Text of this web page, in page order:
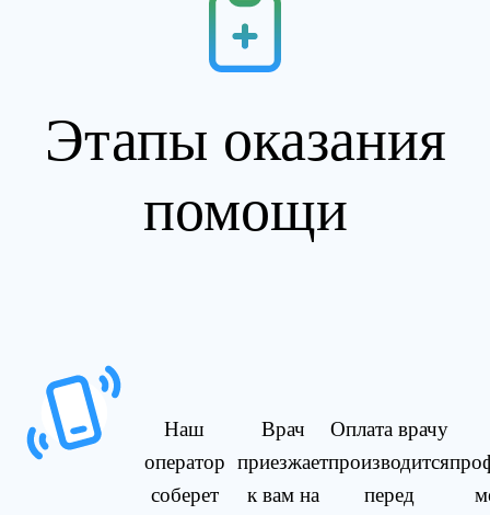
Этапы оказания
помощи
Наш
оператор
соберет
Врач
приезжает
к вам на
Оплата врачу
производится
перед